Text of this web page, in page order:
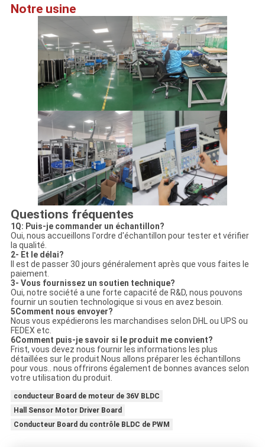
Notre usine
Questions fréquentes
1Q: Puis-je commander un échantillon?
Oui, nous accueillons l'ordre d'échantillon pour tester et vérifier
la qualité.
2- Et le délai?
Il est de passer 30 jours généralement après que vous faites le
paiement.
3- Vous fournissez un soutien technique?
Oui, notre société a une forte capacité de R&D, nous pouvons
fournir un soutien technologique si vous en avez besoin.
5Comment nous envoyer?
Nous vous expédierons les marchandises selon DHL ou UPS ou
FEDEX etc.
6Comment puis-je savoir si le produit me convient?
Frist, vous devez nous fournir les informations les plus
détaillées sur le produit.Nous allons préparer les échantillons
pour vous.. nous offrirons également de bonnes avances selon
votre utilisation du produit.
conducteur Board de moteur de 36V BLDC
Hall Sensor Motor Driver Board
Conducteur Board du contrôle BLDC de PWM